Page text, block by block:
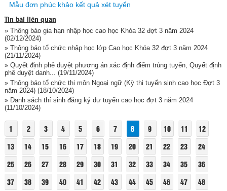
Mẫu đơn phúc khảo kết quả xét tuyển
Tin bài liên quan
» Thông báo gia hạn nhập học cao học Khóa 32 đợt 3 năm 2024
(02/12/2024)
» Thông báo tổ chức nhập học lớp Cao học Khóa 32 đợt 3 năm 2024
(21/11/2024)
» Quyết định phê duyệt phương án xác định điểm trúng tuyển, Quyết định
phê duyệt danh... (19/11/2024)
» Thông báo tổ chức thi môn Ngoại ngữ (Kỳ thi tuyển sinh cao học Đợt 3
năm 2024)(18/10/2024)
» Danh sách thí sinh đăng ký dự tuyển cao học đợt 3 năm 2024
(11/10/2024)
1 2 3 4 5 6 7 8 9 10 11
12
13
14 15 16 17 18 19 20 21 22 23
24
25
26 27 28 29 30 31 32 33 34 35
36
37
38 39 40 41 42 43 44 45 46 47
48